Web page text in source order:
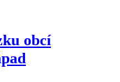
obcí